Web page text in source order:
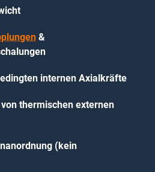
&
internen Axialkräfte
thermischen externen
(kein